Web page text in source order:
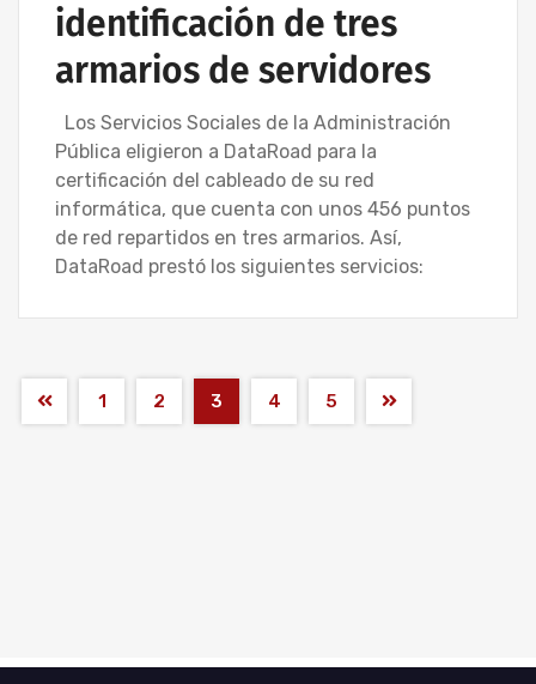
identificación de tres
armarios de servidores
Los Servicios Sociales de la Administración
Pública eligieron a DataRoad para la
certificación del cableado de su red
informática, que cuenta con unos 456 puntos
de red repartidos en tres armarios. Así,
DataRoad prestó los siguientes servicios:
1 2 3 4 5